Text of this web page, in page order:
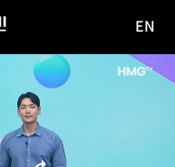
사이
EN